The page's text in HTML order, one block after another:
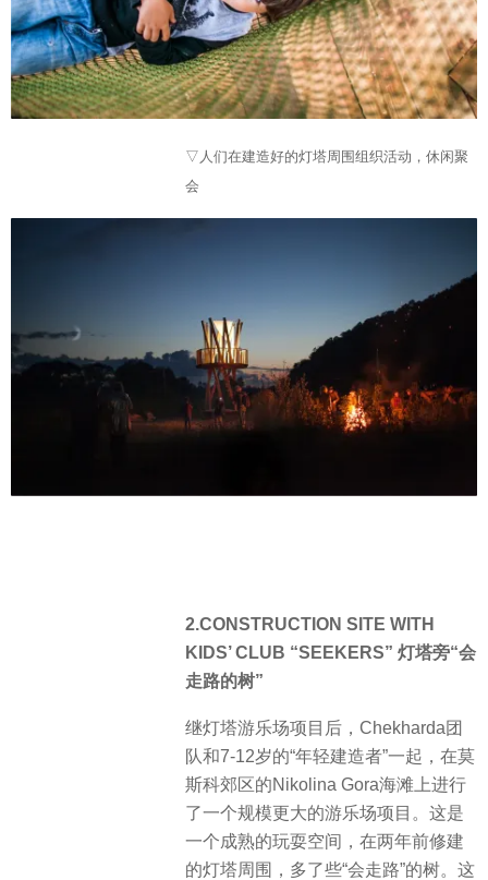
▽人们在建造好的灯塔周围组织活动，休闲聚
会
2.CONSTRUCTION SITE WITH
KIDS’ CLUB “SEEKERS” 灯塔旁“会
走路的树”
继灯塔游乐场项目后，Chekharda团
队和7-12岁的“年轻建造者”一起，在莫
斯科郊区的Nikolina Gora海滩上进行
了一个规模更大的游乐场项目。这是
一个成熟的玩耍空间，在两年前修建
的灯塔周围，多了些“会走路”的树。这